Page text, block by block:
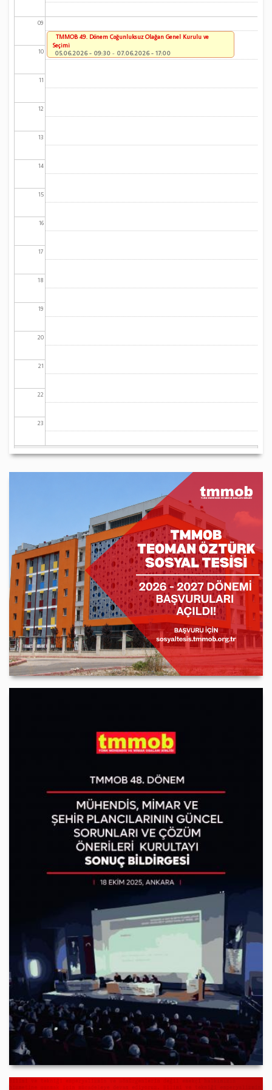
09
10
11
12
13
14
15
16
17
18
19
20
21
22
23
TMMOB 49. Dönem Çoğunluksuz Olağan Genel Kurulu ve
Seçimi
05.06.2026 - 09:30 - 07.06.2026 - 17:00